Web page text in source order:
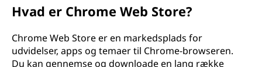
Hvad er Chrome Web Store?
Chrome Web Store er en markedsplads for
udvidelser, apps og temaer til Chrome-browseren.
Du kan gennemse og downloade en lang række